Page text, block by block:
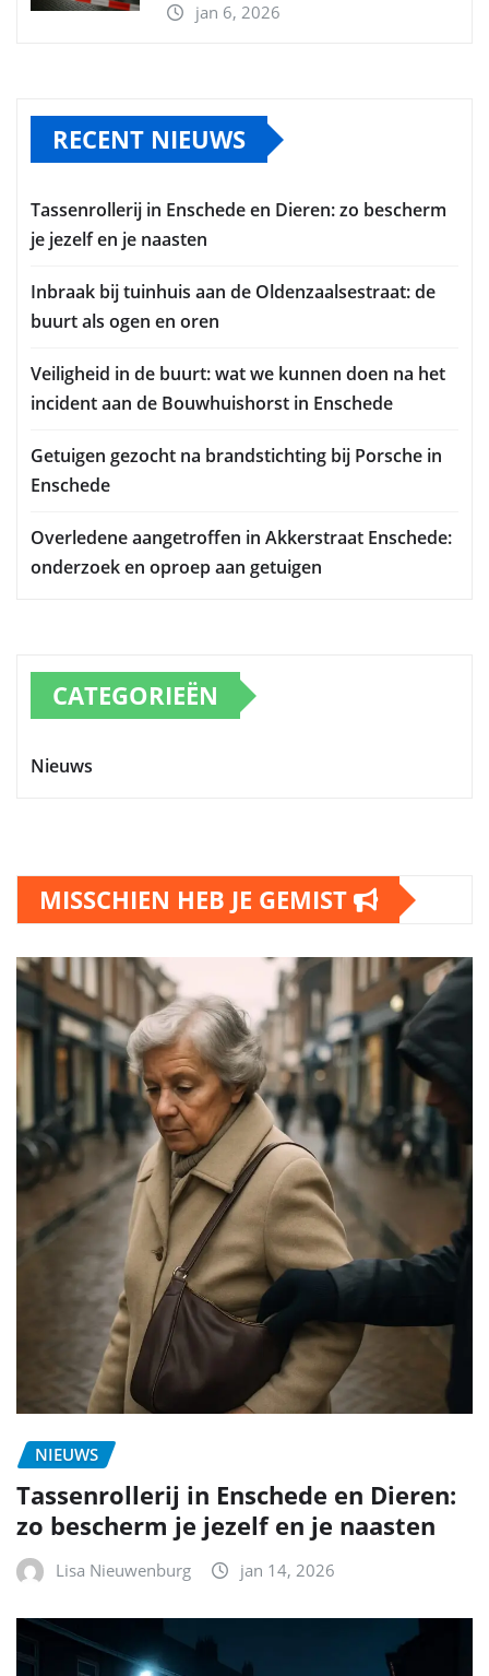
jan 6, 2026
RECENT NIEUWS
Tassenrollerij in Enschede en Dieren: zo bescherm
je jezelf en je naasten
Inbraak bij tuinhuis aan de Oldenzaalsestraat: de
buurt als ogen en oren
Veiligheid in de buurt: wat we kunnen doen na het
incident aan de Bouwhuishorst in Enschede
Getuigen gezocht na brandstichting bij Porsche in
Enschede
Overledene aangetroffen in Akkerstraat Enschede:
onderzoek en oproep aan getuigen
CATEGORIEËN
Nieuws
MISSCHIEN HEB JE GEMIST
NIEUWS
Tassenrollerij in Enschede en Dieren:
zo bescherm je jezelf en je naasten
Lisa Nieuwenburg jan 14, 2026